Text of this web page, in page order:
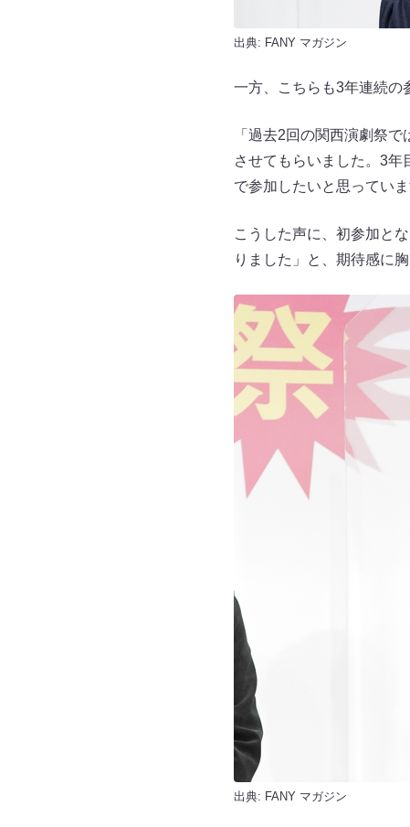
出典: FANY マガジン
一方、こちらも3年連続の
「過去2回の関西演劇祭
させてもらいました。3
で参加したいと思っていま
こうした声に、初参加と
りました」と、期待感に
出典: FANY マガジン